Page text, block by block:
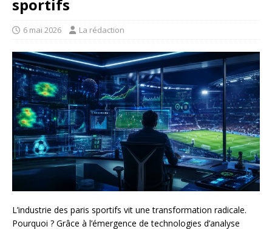
sportifs
6 mai 2026 La rédaction
L’industrie des paris sportifs vit une transformation radicale.
Pourquoi ? Grâce à l’émergence de technologies d’analyse